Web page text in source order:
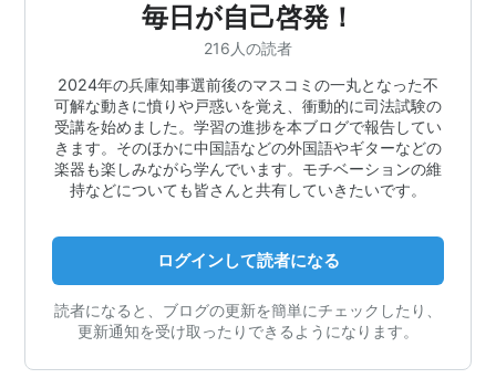
毎日が自己啓発！
216人の読者
2024年の兵庫知事選前後のマスコミの一丸となった不
可解な動きに憤りや戸惑いを覚え、衝動的に司法試験の
受講を始めました。学習の進捗を本ブログで報告してい
きます。そのほかに中国語などの外国語やギターなどの
楽器も楽しみながら学んでいます。モチベーションの維
持などについても皆さんと共有していきたいです。
ログインして読者になる
読者になると、ブログの更新を簡単にチェックしたり、
更新通知を受け取ったりできるようになります。